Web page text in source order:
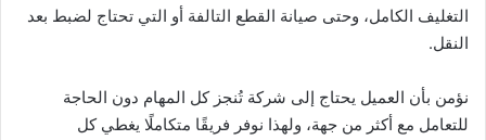
التغليف الكامل، وحتى صيانة القطع التالفة أو التي تحتاج لضبط بعد
النقل.
نؤمن بأن العميل يحتاج إلى شركة تُنجز كل المهام دون الحاجة
للتعامل مع أكثر من جهة، ولهذا نوفر فريقًا متكاملًا يغطي كل